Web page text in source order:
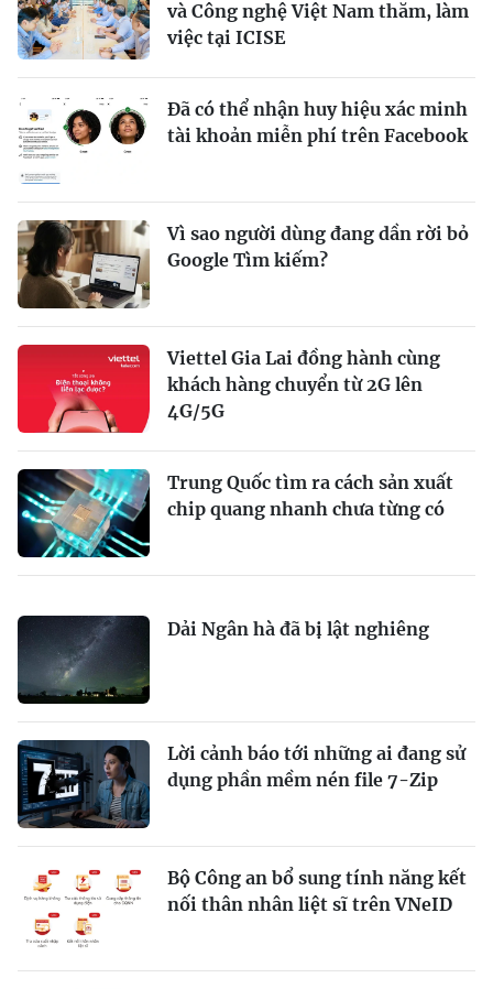
và Công nghệ Việt Nam thăm, làm
việc tại ICISE
Đã có thể nhận huy hiệu xác minh
tài khoản miễn phí trên Facebook
Vì sao người dùng đang dần rời bỏ
Google Tìm kiếm?
Viettel Gia Lai đồng hành cùng
khách hàng chuyển từ 2G lên
4G/5G
Trung Quốc tìm ra cách sản xuất
chip quang nhanh chưa từng có
Dải Ngân hà đã bị lật nghiêng
Lời cảnh báo tới những ai đang sử
dụng phần mềm nén file 7-Zip
Bộ Công an bổ sung tính năng kết
nối thân nhân liệt sĩ trên VNeID